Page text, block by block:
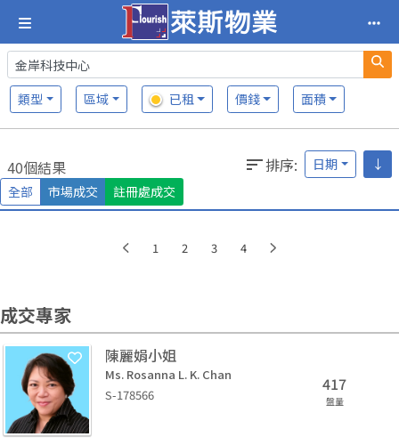
類型 區域 已租 價錢 面積
40個結果 排序: 日期
↓
全部
市場成交 註冊處成交
1 2 3 4
成交專家
陳麗娟小姐
Ms. Rosanna L. K. Chan
S-178566
417
盤量